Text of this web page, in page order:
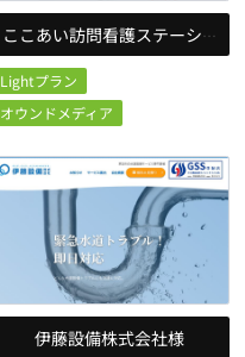
ここあい訪問看護ステーション様
Lightプラン
オウンドメディア
伊藤設備株式会社様